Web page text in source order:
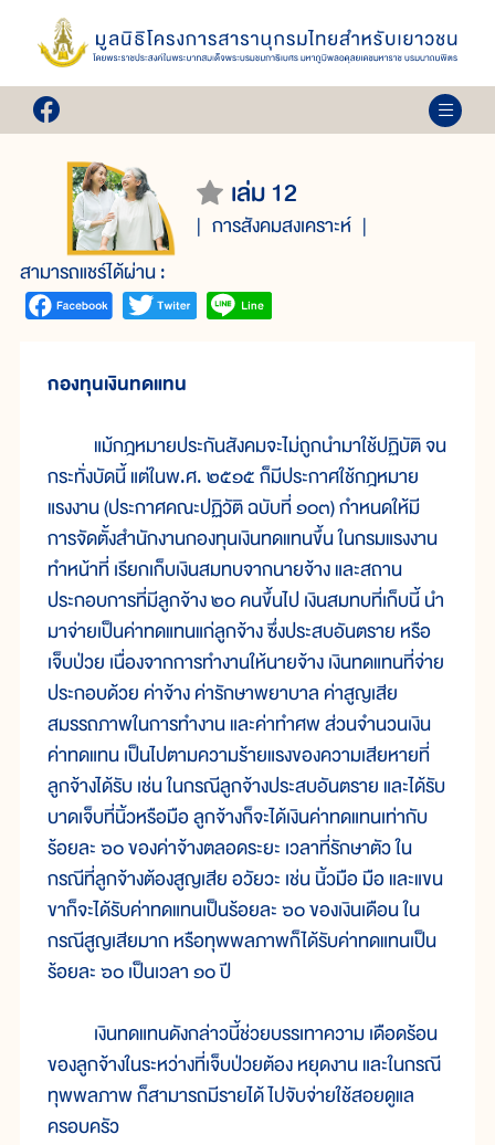
เล่ม 12
การสังคมสงเคราะห์
สามารถแชร์ได้ผ่าน :
กองทุนเงินทดแทน
แม้กฎหมายประกันสังคมจะไม่ถูกนำมาใช้ปฏิบัติ จน
กระทั่งบัดนี้ แต่ในพ.ศ. ๒๕๑๕ ก็มีประกาศใช้กฎหมาย
แรงงาน (ประกาศคณะปฏิวัติ ฉบับที่ ๑๐๓) กำหนดให้มี
การจัดตั้งสำนักงานกองทุนเงินทดแทนขึ้น ในกรมแรงงาน
ทำหน้าที่ เรียกเก็บเงินสมทบจากนายจ้าง และสถาน
ประกอบการที่มีลูกจ้าง ๒๐ คนขึ้นไป เงินสมทบที่เก็บนี้ นำ
มาจ่ายเป็นค่าทดแทนแก่ลูกจ้าง ซึ่งประสบอันตราย หรือ
เจ็บป่วย เนื่องจากการทำงานให้นายจ้าง เงินทดแทนที่จ่าย
ประกอบด้วย ค่าจ้าง ค่ารักษาพยาบาล ค่าสูญเสีย
สมรรถภาพในการทำงาน และค่าทำศพ ส่วนจำนวนเงิน
ค่าทดแทน เป็นไปตามความร้ายแรงของความเสียหายที่
ลูกจ้างได้รับ เช่น ในกรณีลูกจ้างประสบอันตราย และได้รับ
บาดเจ็บที่นิ้วหรือมือ ลูกจ้างก็จะได้เงินค่าทดแทนเท่ากับ
ร้อยละ ๖๐ ของค่าจ้างตลอดระยะ เวลาที่รักษาตัว ใน
กรณีที่ลูกจ้างต้องสูญเสีย อวัยวะ เช่น นิ้วมือ มือ และแขน
ขาก็จะได้รับค่าทดแทนเป็นร้อยละ ๖๐ ของเงินเดือน ใน
กรณีสูญเสียมาก หรือทุพพลภาพก็ได้รับค่าทดแทนเป็น
ร้อยละ ๖๐ เป็นเวลา ๑๐ ปี
เงินทดแทนดังกล่าวนี้ช่วยบรรเทาความ เดือดร้อน
ของลูกจ้างในระหว่างที่เจ็บป่วยต้อง หยุดงาน และในกรณี
ทุพพลภาพ ก็สามารถมีรายได้ ไปจับจ่ายใช้สอยดูแล
ครอบครัว